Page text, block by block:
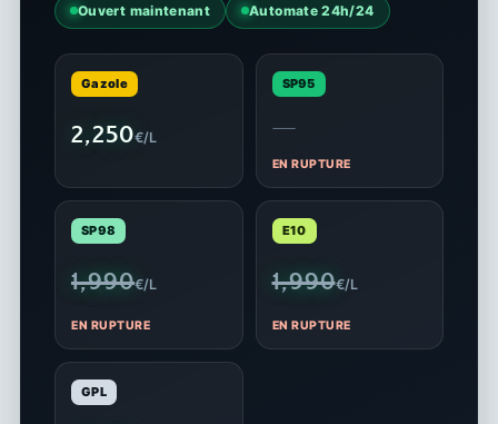
Ouvert maintenant Automate 24h/24
Gazole
2,250€/L
SP95
—
EN RUPTURE
SP98
1,990€/L
EN RUPTURE
E10
1,990€/L
EN RUPTURE
GPL